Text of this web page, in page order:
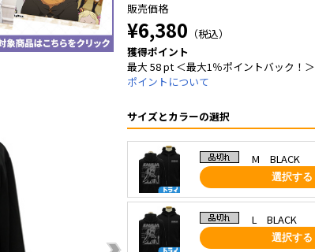
販売価格
¥6,380 （税込）
獲得ポイント
最大 58 pt ＜最大1％ポイントバック！＞
ポイントについて
サイズとカラーの選択
M BLACK
選択する
L BLACK
選択する